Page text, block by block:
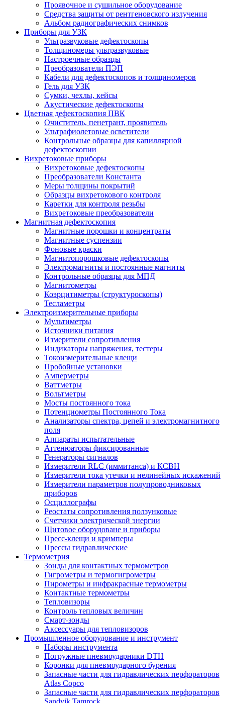
Проявочное и сушильное оборудование
Средства защиты от рентгеновского излучения
Альбом радиографических снимков
Приборы для УЗК
Ультразвуковые дефектоскопы
Толщиномеры ультразвуковые
Настроечные образцы
Преобразователи ПЭП
Кабели для дефектоскопов и толщиномеров
Гель для УЗК
Сумки, чехлы, кейсы
Акустические дефектоскопы
Цветная дефектоскопия ПВК
Очиститель, пенетрант, проявитель
Ультрафиолетовые осветители
Контрольные образцы для капиллярной
дефектоскопии
Вихретоковые приборы
Вихретоковые дефектоскопы
Преобразователи Константа
Меры толщины покрытий
Образцы вихретокового контроля
Каретки для контроля резьбы
Вихретоковые преобразователи
Магнитная дефектоскопия
Магнитные порошки и концентраты
Магнитные суспензии
Фоновые краски
Магнитопорошковые дефектоскопы
Электромагниты и постоянные магниты
Контрольные образцы для МПД
Магнитометры
Коэрцитиметры (структуроскопы)
Тесламетры
Электроизмерительные приборы
Мультиметры
Источники питания
Измерители сопротивления
Индикаторы напряжения, тестеры
Токоизмерительные клещи
Пробойные установки
Амперметры
Ваттметры
Вольтметры
Мосты постоянного тока
Потенциометры Постоянного Тока
Анализаторы спектра, цепей и электромагнитного
поля
Аппараты испытательные
Аттенюаторы фиксированные
Генераторы сигналов
Измерители RLC (иммитанса) и КСВН
Измерители тока утечки и нелинейных искажений
Измерители параметров полупроводниковых
приборов
Осциллографы
Реостаты сопротивления ползунковые
Счетчики электрической энергии
Щитовое оборудоване и приборы
Пресс-клещи и кримперы
Прессы гидравлические
Термометрия
Зонды для контактных термометров
Гигрометры и термогигрометры
Пирометры и инфракрасные термометры
Контактные термометры
Тепловизоры
Контроль тепловых величин
Смарт-зонды
Аксессуары для тепловизоров
Промышленное оборудование и инструмент
Наборы инструмента
Погружные пневмоударники DTH
Коронки для пневмоударного бурения
Запасные части для гидравлических перфораторов
Atlas Copco
Запасные части для гидравлических перфораторов
Sandvik Tamrock